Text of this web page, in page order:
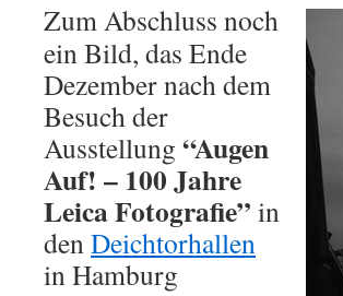
Zum Abschluss noch
ein Bild, das Ende
Dezember nach dem
Besuch der
Ausstellung “Augen
Auf! – 100 Jahre
Leica Fotografie” in
denDeichtorhallen
in Hamburg